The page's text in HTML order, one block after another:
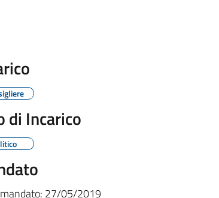
di Incarico
27/05/2019